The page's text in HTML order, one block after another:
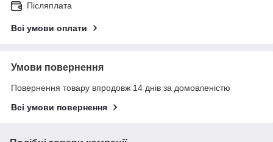
Післяплата
Всі умови оплати
Умови повернення
Повернення товару впродовж 14 днів за домовленістю
Всі умови повернення